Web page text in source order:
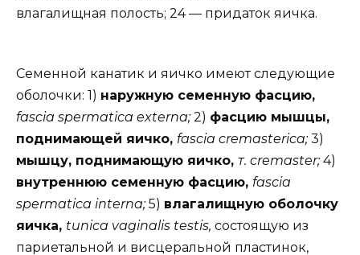
влагалищная полость; 24 — придаток яичка.
Семенной канатик и яичко имеют следующие
оболочки: 1) наружную семенную фасцию,
fascia spermatica externa;2) фасцию мышцы,
поднимающей яичко, fascia cremasterica;3)
мышцу, поднимающую яичко, т. cremaster;4)
внутреннюю семенную фасцию, fascia
spermatica interna;5) влагалищную оболочку
яичка, tunica vaginalis testis, состоящую из
париетальной и висцеральной пластинок,